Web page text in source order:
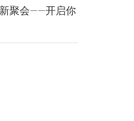
新聚会——开启你